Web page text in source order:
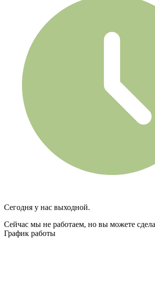
Сегодня у нас выходной.
Сейчас мы не работаем, но вы можете
График работы